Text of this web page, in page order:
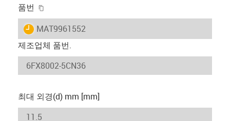
품번
igus-icon-lieferzeit
MAT9961552
제조업체 품번.
최대 외경(d) mm [mm]